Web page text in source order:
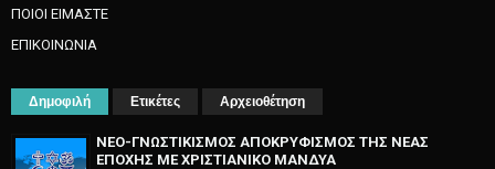
ΠΟΙΟΙ ΕΙΜΑΣΤΕ
ΕΠΙΚΟΙΝΩΝΙΑ
Δημοφιλή Ετικέτες Αρχειοθέτηση
ΝΕΟ-ΓΝΩΣΤΙΚΙΣΜΟΣ ΑΠΟΚΡΥΦΙΣΜΟΣ ΤΗΣ ΝΕΑΣ
ΕΠΟΧΗΣ ΜΕ ΧΡΙΣΤΙΑΝΙΚΟ ΜΑΝΔΥΑ